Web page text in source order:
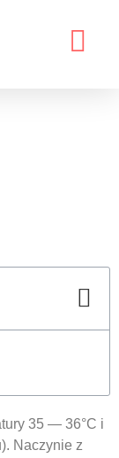
35 — 36°C i
Naczynie z